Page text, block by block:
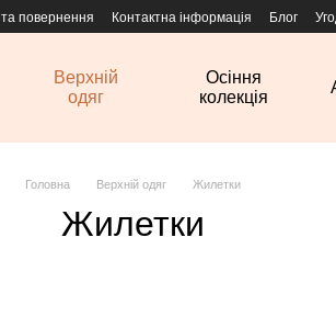
повернення Контактна інформація Блог
Верхній
одяг
Осіння
колекція
Головна Верхній одяг Жилетки
Жилетки